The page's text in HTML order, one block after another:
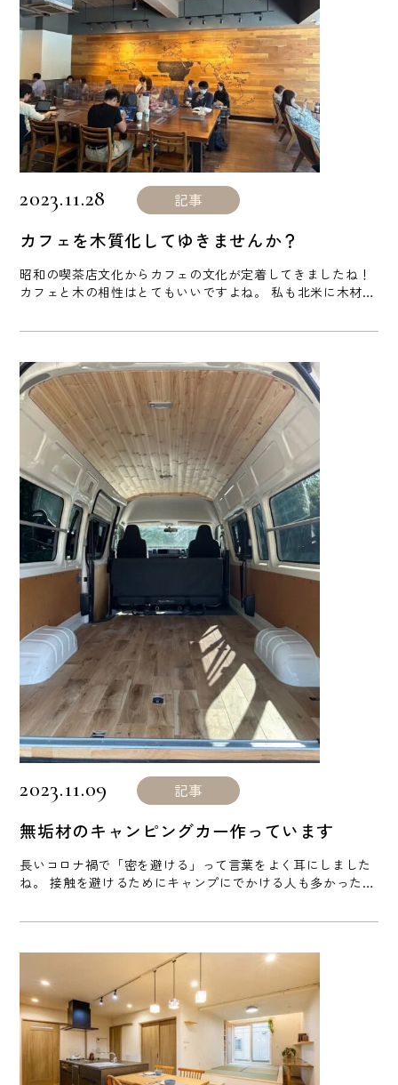
カフェを木質化してゆきませんか？
2023.11.28 記事
昭和の喫茶店文化からカフェの文化が定着してきましたね！
カフェと木の相性はとてもいいですよね。 私も北米に木材の
アメリカやカナダの建築デザナー達は本当に木使いの達人で
フワ～っと鼻腔をくすぐります。本当に北米のカフェの独特
の佇まいがありさすがはカフェの先進国だなあと感心しま
す。 これは１８０ [...]
無垢材のキャンピングカー作っています
2023.11.09 記事
長いコロナ禍で「密を避ける」って言葉をよく耳にしました
ね。 接触を避けるためにキャンプにでかける人も多かったみ
のでキャンプや野営は大好きです。 そして３歳の頃からクル
に無垢材のキャンパーを作ってみたくなり自動車の業者オー
クションに加盟しているのでハイエースを数台落札してコツ
コツキャンピン [...]